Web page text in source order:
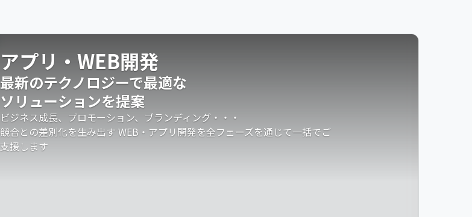
アプリ・WEB開発
最新のテクノロジーで最適な
ソリューションを提案
ビジネス成長、プロモーション、ブランディング・・・
競合との差別化を生み出す WEB・アプリ開発を全フェーズを通じて一括でご
支援します